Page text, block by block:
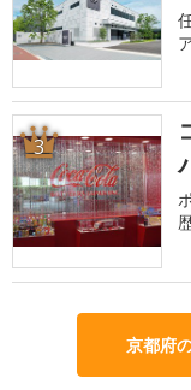
3
京都府